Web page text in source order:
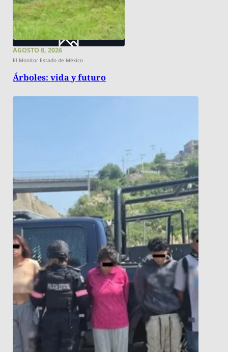
AGOSTO 8, 2026
El Monitor Estado de México
Árboles: vida y futuro